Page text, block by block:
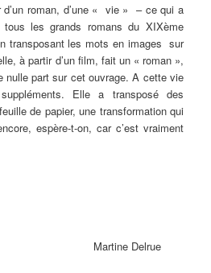
roman, d’une « vie » – ce qui a
les grands romans du XIXème
transposant les mots en images sur
à partir d’un film, fait un « roman »,
nulle part sur cet ouvrage. A cette vie
Elle a transposé des
de papier, une transformation qui
espère-t-on, car c’est vraiment
Delrue